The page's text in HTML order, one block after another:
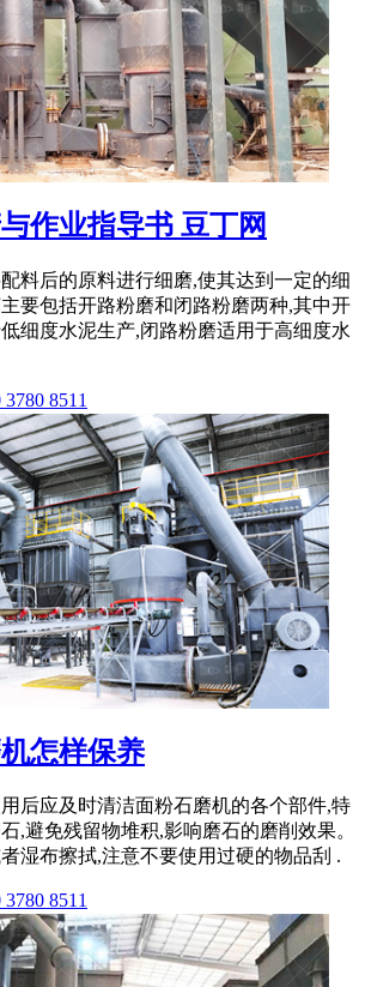
作业指导书 豆丁网
料后的原料进行细磨,使其达到一定的细
要包括开路粉磨和闭路粉磨两种,其中开
细度水泥生产,闭路粉磨适用于高细度水
8511
怎样保养
后应及时清洁面粉石磨机的各个部件,特
,避免残留物堆积,影响磨石的磨削效果。
湿布擦拭,注意不要使用过硬的物品刮 .
8511